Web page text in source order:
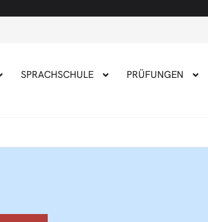
SPRACHSCHULE PRÜFUNGEN